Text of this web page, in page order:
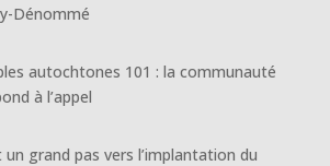
Dénommé
autochtones 101 : la communauté
à l’appel
un grand pas vers l’implantation du